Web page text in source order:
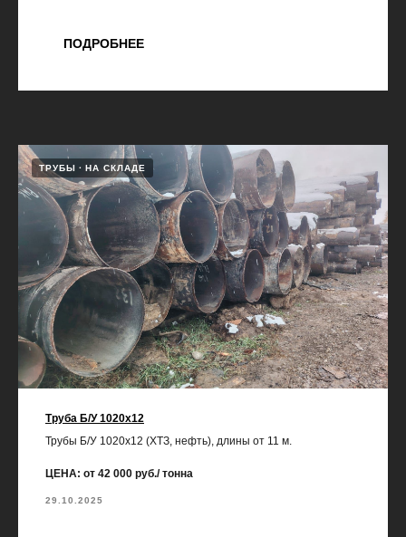
ПОДРОБНЕЕ
ТРУБЫ НА СКЛАДЕ
Труба Б/У 1020х12
Трубы Б/У 1020х12 (ХТЗ, нефть), длины от 11 м.
ЦЕНА: от 42 000 руб./ тонна
29.10.2025